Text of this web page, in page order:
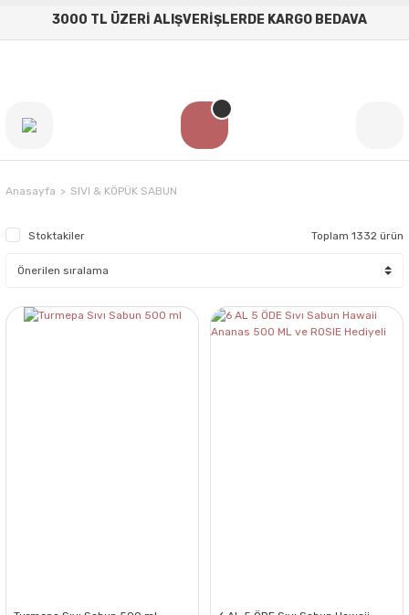
3000 TL ÜZERİ ALIŞVERİŞLERDE KARGO BEDAVA
Anasayfa SIVI & KÖPÜK SABUN
Stoktakiler Toplam 1332 ürün